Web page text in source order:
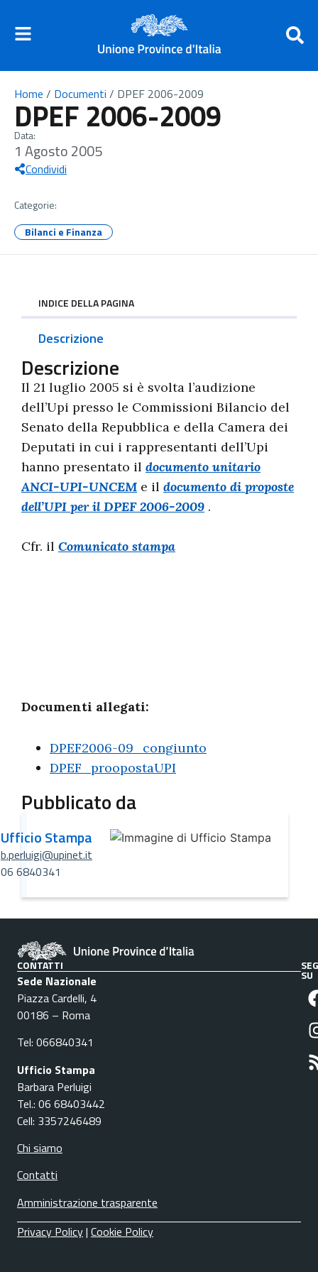
Home / Documenti / DPEF 2006-2009
DPEF 2006-2009
Data:
1 Agosto 2005
Condividi
Categorie:
Bilanci e Finanza
INDICE DELLA PAGINA
Descrizione
Descrizione
Il 21 luglio 2005 si è svolta l’audizione
dell’Upi presso le Commissioni Bilancio del
Senato della Repubblica e della Camera dei
Deputati in cui i rappresentanti dell’Upi
hanno presentato il documento unitario
ANCI-UPI-UNCEM e il documento di proposte
dell’UPI per il DPEF 2006-2009 .
Cfr. il Comunicato stampa
Documenti allegati:
DPEF2006-09_congiunto
DPEF_proopostaUPI
Pubblicato da
Ufficio Stampa
b.perluigi@upinet.it
06 6840341
CONTATTI
Sede Nazionale
Piazza Cardelli, 4
00186 – Roma
Tel: 066840341
Ufficio Stampa
Barbara Perluigi
Tel.: 06 68403442
Cell: 3357246489
Chi siamo
Contatti
Amministrazione trasparente
SU
Privacy Policy| Cookie Policy